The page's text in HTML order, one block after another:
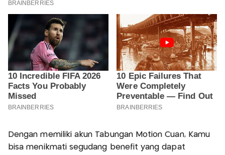
Dengan memiliki akun Tabungan Motion Cuan, Kamu
bisa menikmati segudang benefit yang dapat